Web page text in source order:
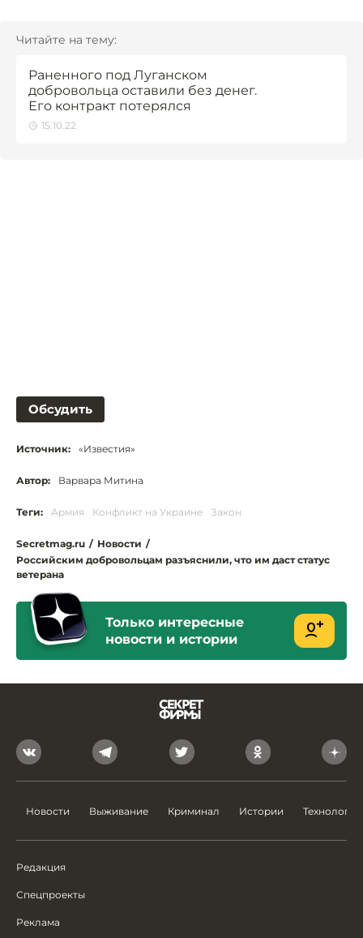
Читайте на тему:
Раненного под Луганском
добровольца оставили без денег.
Его контракт потерялся
15.10.22
Обсудить
Источник: «Известия»
Автор: Варвара Митина
Теги: Армия Конфликт на Украине Закон
Secretmag.ru / Новости /
Российским добровольцам разъяснили, что им даст статус
ветерана
Только интересные
новости и истории
Новости Выживание Криминал Истории Технологии
Редакция
Спецпроекты
Реклама